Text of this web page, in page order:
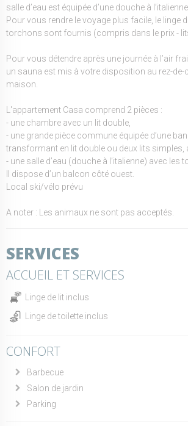
salle d’eau est équipée d’une douche à l’italienne.
Pour vous rendre le voyage plus facile, le linge
torchons sont fournis (compris dans le prix -
Pour vous détendre après une journée à l’air
un sauna est mis à votre disposition au rez-de-
maison.
L'appartement Casa comprend 2 pièces :
- une chambre avec un lit double,
- une grande pièce commune équipée d’une
transformant en lit double ou deux lits simples,
- une salle d’eau (douche à l’italienne) avec les
Il dispose d’un balcon côté ouest.
Local ski/vélo prévu
A noter : Les animaux ne sont pas acceptés.
SERVICES
ACCUEIL ET SERVICES
Linge de lit inclus
Linge de toilette inclus
CONFORT
Barbecue
Salon de jardin
Parking